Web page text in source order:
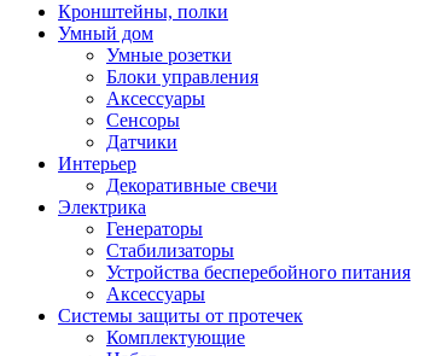
Кронштейны, полки
Умный дом
Умные розетки
Блоки управления
Аксессуары
Сенсоры
Датчики
Интерьер
Декоративные свечи
Электрика
Генераторы
Стабилизаторы
Устройства бесперебойного питания
Аксессуары
Системы защиты от протечек
Комплектующие